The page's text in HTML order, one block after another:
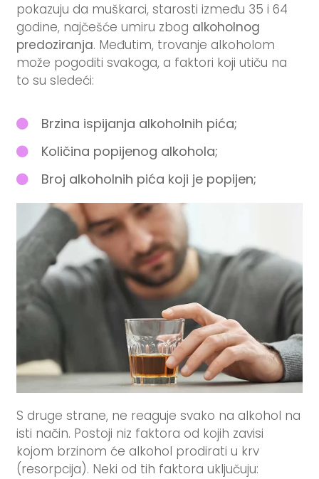
pokazuju da muškarci, starosti između 35 i 64
godine, najčešće umiru zbog alkoholnog
predoziranja. Međutim, trovanje alkoholom
može pogoditi svakoga, a faktori koji utiču na
to su sledeći:
Brzina ispijanja alkoholnih pića;
Količina popijenog alkohola;
Broj alkoholnih pića koji je popijen;
S druge strane, ne reaguje svako na alkohol na
isti način. Postoji niz faktora od kojih zavisi
kojom brzinom će alkohol prodirati u krv
(resorpcija). Neki od tih faktora uključuju: